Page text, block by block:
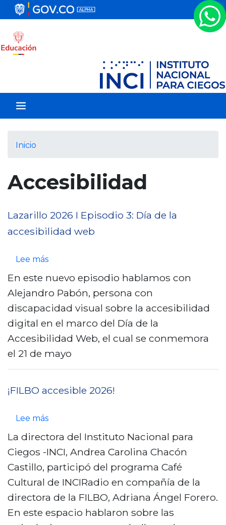
a
a
l
c
d
o
r
l
Inicio
Accesibilidad
Lazarillo 2026 I Episodio 3: Día de la
accesibilidad web
Lee más
o
b
r
e
L
a
r
l
o
2
0
2
6
En este nuevo episodio hablamos con
Alejandro Pabón, persona con
discapacidad visual sobre la accesibilidad
digital en el marco del Día de la
Accesibilidad Web, el cual se conmemora
el 21 de mayo
¡FILBO accesible 2026!
Lee más
o
b
r
e
¡
F
La directora del Instituto Nacional para
Ciegos -INCI, Andrea Carolina Chacón
Castillo, participó del programa Café
Cultural de INCIRadio en compañía de la
directora de la FILBO, Adriana Ángel Forero.
En este espacio hablaron sobre las